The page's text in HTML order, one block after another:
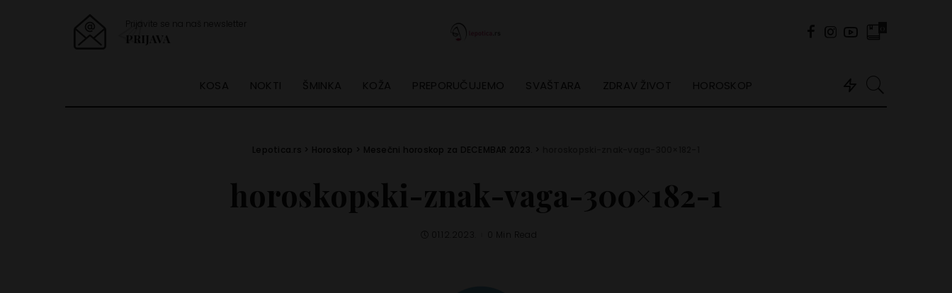
Prijavite se na naš newsletter
PRIJAVA
KOSA NOKTI ŠMINKA KOŽA PREPORUČUJEMO SVAŠTARA ZDRAV ŽIVOT HOROSKOP
Lepotica.rs > Horoskop > Mesečni horoskop za DECEMBAR 2023. >
horoskopski-znak-vaga-300×182-1